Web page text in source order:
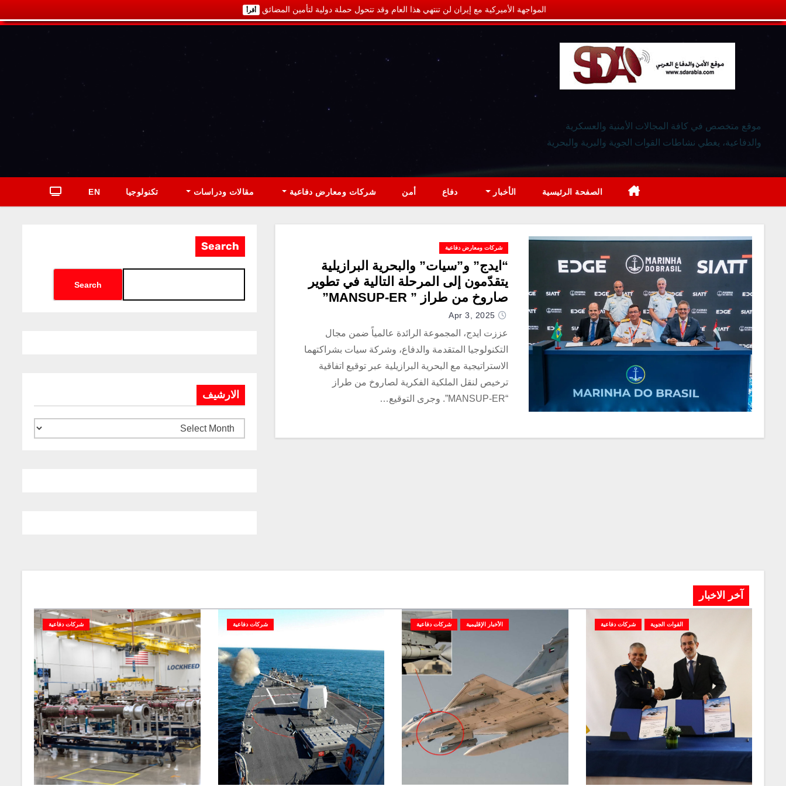
المواجهة الأميركية مع إيران لن تنتهي هذا العام وقد تتحول حملة دولية لتأمين المضائق أقرأ
موقع متخصص في كافة المجالات الأمنية والعسكرية
والدفاعية، يغطي نشاطات القوات الجوية والبرية والبحرية
الصفحة الرئيسية الأخبار دفاع أمن شركات ومعارض دفاعية مقالات ودراسات تكنولوجيا EN
شركات ومعارض دفاعية
“ايدج” و”سيات” والبحرية البرازيلية
يتقدّمون إلى المرحلة التالية في تطوير
صاروخ من طراز ” MANSUP-ER”
المضاد للسفن
Apr 3, 2025
عززت ايدج، المجموعة الرائدة عالمياً ضمن مجال
التكنولوجيا المتقدمة والدفاع، وشركة سيات بشراكتهما
الاستراتيجية مع البحرية البرازيلية عبر توقيع اتفاقية
ترخيص لنقل الملكية الفكرية لصاروخ من طراز
“MANSUP-ER”. وجرى التوقيع…
Search
Search
الارشيف
آخر الاخبار
القوات الجوية شركات دفاعية الأخبار الإقليمية شركات دفاعية شركات دفاعية شركات دفاعية